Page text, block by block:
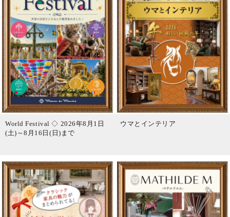
World Festival ◇ 2026年8月1日
(土)～8月16日(日)まで
ウマとインテリア